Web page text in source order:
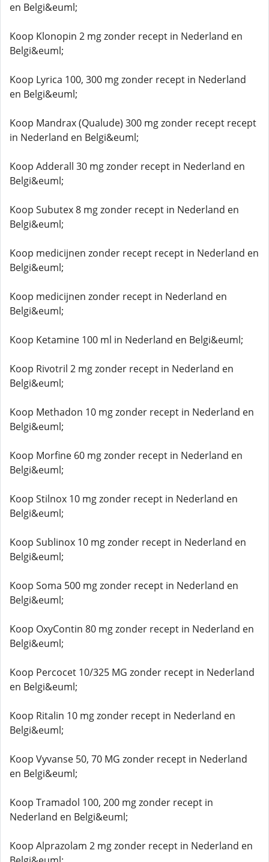
en Belgi&euml;
Koop Klonopin 2 mg zonder recept in Nederland en
Belgi&euml;
Koop Lyrica 100, 300 mg zonder recept in Nederland
en Belgi&euml;
Koop Mandrax (Qualude) 300 mg zonder recept recept
in Nederland en Belgi&euml;
Koop Adderall 30 mg zonder recept in Nederland en
Belgi&euml;
Koop Subutex 8 mg zonder recept in Nederland en
Belgi&euml;
Koop medicijnen zonder recept recept in Nederland en
Belgi&euml;
Koop medicijnen zonder recept in Nederland en
Belgi&euml;
Koop Ketamine 100 ml in Nederland en Belgi&euml;
Koop Rivotril 2 mg zonder recept in Nederland en
Belgi&euml;
Koop Methadon 10 mg zonder recept in Nederland en
Belgi&euml;
Koop Morfine 60 mg zonder recept in Nederland en
Belgi&euml;
Koop Stilnox 10 mg zonder recept in Nederland en
Belgi&euml;
Koop Sublinox 10 mg zonder recept in Nederland en
Belgi&euml;
Koop Soma 500 mg zonder recept in Nederland en
Belgi&euml;
Koop OxyContin 80 mg zonder recept in Nederland en
Belgi&euml;
Koop Percocet 10/325 MG zonder recept in Nederland
en Belgi&euml;
Koop Ritalin 10 mg zonder recept in Nederland en
Belgi&euml;
Koop Vyvanse 50, 70 MG zonder recept in Nederland
en Belgi&euml;
Koop Tramadol 100, 200 mg zonder recept in
Nederland en Belgi&euml;
Koop Alprazolam 2 mg zonder recept in Nederland en